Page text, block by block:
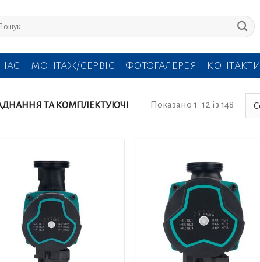
МОНТАЖ/СЕРВІС ФОТОГАЛЕРЕЯ КОНТАКТИ
ТА КОМПЛЕКТУЮЧІ Показано 1–12 із 148